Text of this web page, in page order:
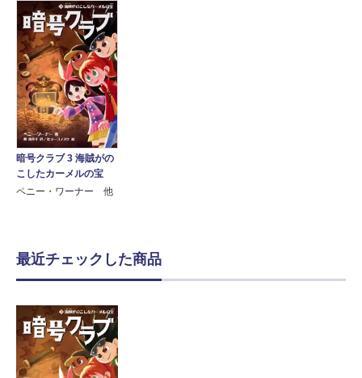
暗号クラブ 3 海賊がの
こしたカーメルの宝
ペニー・ワーナー 他
最近チェックした商品